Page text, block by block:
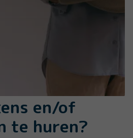
en/of
te huren?